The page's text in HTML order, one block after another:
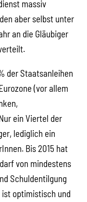
massiv
aber selbst unter
an die Gläubiger
der Staatsanleihen
(vor allem
ein Viertel der
lediglich ein
Bis 2015 hat
von mindestens
Schuldentilgung
ist optimistisch und